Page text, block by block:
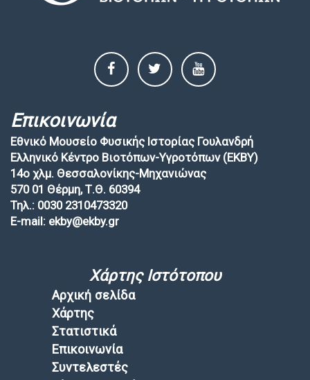
Επικοινωνία
Εθνικό Μουσείο Φυσικής Ιστορίας Γουλανδρή
Ελληνικό Κέντρο Βιοτόπων-Υγροτόπων (EKBY)
14ο χλμ. Θεσσαλονίκης-Μηχανιώνας
570 01 Θέρμη, Τ.Θ. 60394
Τηλ.: 0030 2310473320
E-mail: ekby@ekby.gr
Χάρτης Ιστότοπου
Αρχική σελίδα
Χάρτης
Στατιστικά
Επικοινωνία
Συντελεστές